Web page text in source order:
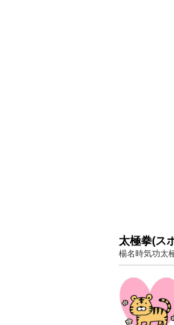
太極拳(ス
楊名時気功太